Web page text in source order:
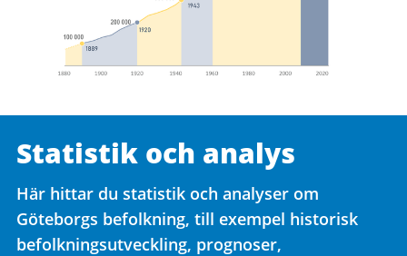
Statistik och analys
Här hittar du statistik och analyser om
Göteborgs befolkning, till exempel historisk
befolkningsutveckling, prognoser,